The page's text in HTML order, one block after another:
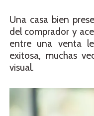
Una casa bien
del comprador y
entre una venta
exitosa, muchas
visual.